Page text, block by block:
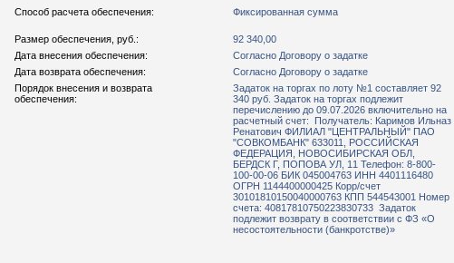
Способ расчета обеспечения: Фиксированная сумма
Размер обеспечения, руб.:
92 340,00
Дата внесения обеспечения:
Согласно Договору о задатке
Дата возврата обеспечения:
Согласно Договору о задатке
Порядок внесения и возврата
обеспечения:
Задаток на торгах по лоту №1 составляет 92
340 руб. Задаток на торгах подлежит
перечислению до 09.07.2026 включительно на
расчетный счет: Получатель: Каримов Ильназ
Ренатович ФИЛИАЛ "ЦЕНТРАЛЬНЫЙ" ПАО
"СОВКОМБАНК" 633011, РОССИЙСКАЯ
ФЕДЕРАЦИЯ, НОВОСИБИРСКАЯ ОБЛ,
БЕРДСК Г, ПОПОВА УЛ, 11 Телефон: 8-800-
100-00-06 БИК 045004763 ИНН 4401116480
ОГРН 1144400000425 Корр/счет
30101810150040000763 КПП 544543001 Номер
счета: 40817810750223830733 Задаток
подлежит возврату в соответствии с ФЗ «О
несостоятельности (банкротстве)»